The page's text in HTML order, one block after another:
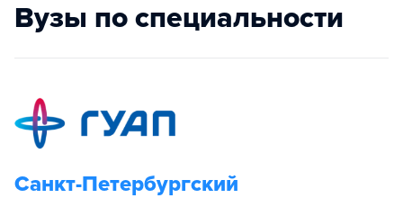
Вузы по специальности
Санкт-Петербургский